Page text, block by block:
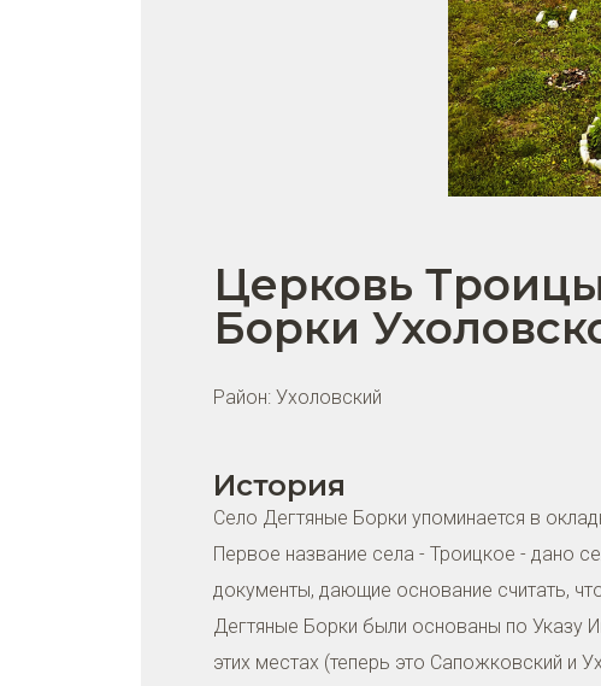
Церковь
Борки
Район: Ухоловский
История
Село Дегтяные Борки упоминается в
Первое название села - Троицкое - дано
документы, дающие основание считать,
Дегтяные Борки были основаны по Указу
этих местах (теперь это Сапожковский и